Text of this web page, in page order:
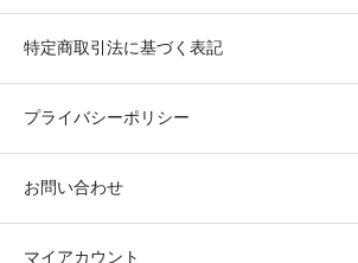
特定商取引法に基づく表記
プライバシーポリシー
お問い合わせ
マイアカウント